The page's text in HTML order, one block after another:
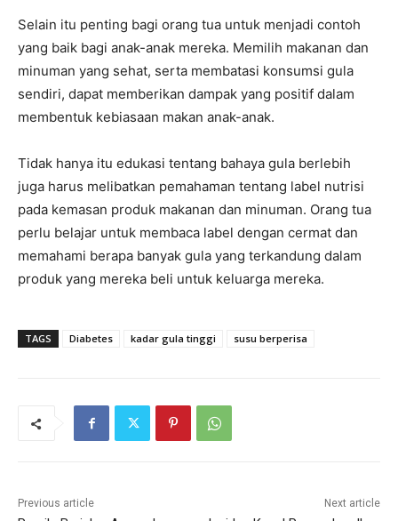
Selain itu penting bagi orang tua untuk menjadi contoh
yang baik bagi anak-anak mereka. Memilih makanan dan
minuman yang sehat, serta membatasi konsumsi gula
sendiri, dapat memberikan dampak yang positif dalam
membentuk kebiasaan makan anak-anak.
Tidak hanya itu edukasi tentang bahaya gula berlebih
juga harus melibatkan pemahaman tentang label nutrisi
pada kemasan produk makanan dan minuman. Orang tua
perlu belajar untuk membaca label dengan cermat dan
memahami berapa banyak gula yang terkandung dalam
produk yang mereka beli untuk keluarga mereka.
TAGS Diabetes kadar gula tinggi susu berperisa
Previous article Next article